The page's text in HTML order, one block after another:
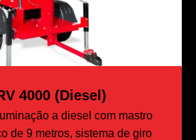
4000 (diesel)
a diesel com mastro
de 9 metros, sistema de giro